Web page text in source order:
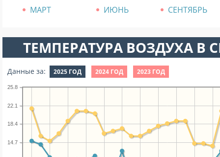
МАРТ
ИЮНЬ СЕНТЯБРЬ
ТЕМПЕРАТУРА ВОЗДУХА В
Данные за: 2025 ГОД 2024 ГОД 2023 ГОД
14.7
18.4
22.1
25.8